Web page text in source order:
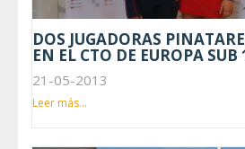
DOS JUGADORAS
EN EL CTO DE EUROPA SUB
21-05-2013
Leer más...